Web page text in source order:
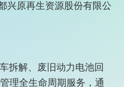
兴原再生资源股份有限公
拆解、废旧动力电池回
理全生命周期服务，通